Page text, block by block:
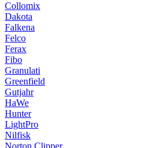
Collomix
Dakota
Falkena
Felco
Ferax
Fibo
Granulati
Greenfield
Gutjahr
HaWe
Hunter
LightPro
Nilfisk
Norton Clipper